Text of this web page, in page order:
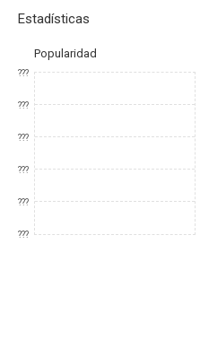
Estadísticas
Popularidad
???
???
???
???
???
???